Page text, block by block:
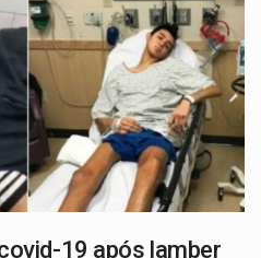
19 após lamber